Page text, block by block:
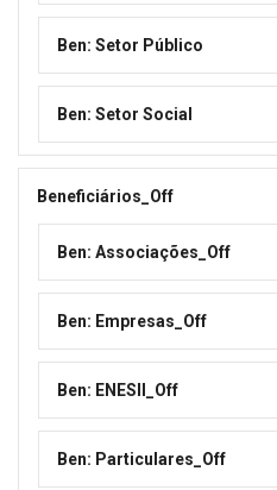
Ben: Setor Público
Ben: Setor Social
Beneficiários_Off
Ben: Associações_Off
Ben: Empresas_Off
Ben: ENESII_Off
Ben: Particulares_Off